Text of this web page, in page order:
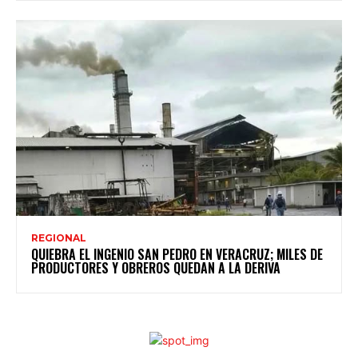
REGIONAL
QUIEBRA EL INGENIO SAN PEDRO EN VERACRUZ; MILES DE
PRODUCTORES Y OBREROS QUEDAN A LA DERIVA